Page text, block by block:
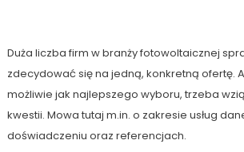
Duża liczba firm w branży fotowoltaicznej
zdecydować się na jedną, konkretną ofertę.
możliwie jak najlepszego wyboru, trzeba
kwestii. Mowa tutaj m.in. o zakresie usług
doświadczeniu oraz referencjach.